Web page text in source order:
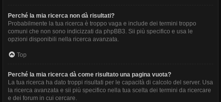
Perché la mia ricerca non dà risultati?
Probabilmente la tua ricerca è troppo vaga e include dei termini troppo
comuni che non sono indicizzati da phpBB3. Sii più specifico e usa le
opzioni disponibili nella ricerca avanzata.
Top
Perché la mia ricerca dà come risultato una pagina vuota?
La tua ricerca ha dato troppi risultati per le capacità di calcolo del server. Usa
la ricerca avanzata e sii più specifico nella tua scelta dei termini da ricercare
e dei forum in cui cercare.